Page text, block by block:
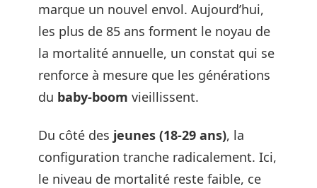
marque un nouvel envol. Aujourd’hui,
les plus de 85 ans forment le noyau de
la mortalité annuelle, un constat qui se
renforce à mesure que les générations
du baby-boom vieillissent.
Du côté des jeunes (18-29 ans), la
configuration tranche radicalement. Ici,
le niveau de mortalité reste faible, ce